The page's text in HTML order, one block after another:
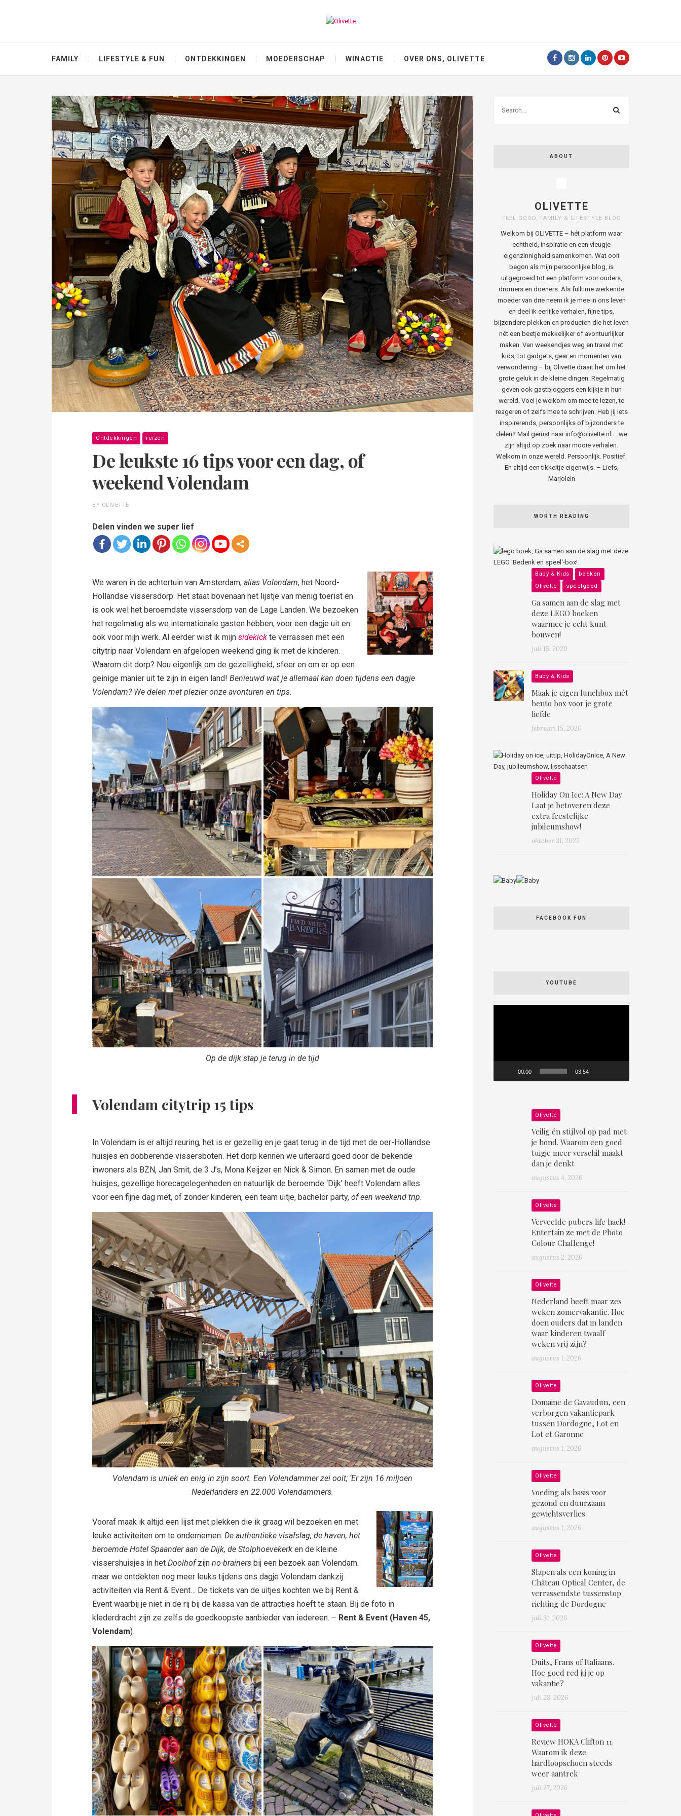
FAMILY LIFESTYLE & FUN ONTDEKKINGEN MOEDERSCHAP WINACTIE OVER ONS, OLIVETTE
Ontdekkingen reizen
De leukste 16 tips voor een dag, of
weekend Volendam
BY OLIVETTE
Delen vinden we super lief
We waren in de achtertuin van Amsterdam, alias Volendam, het Noord-
Hollandse vissersdorp. Het staat bovenaan het lijstje van menig toerist en
is ook wel het beroemdste vissersdorp van de Lage Landen. We bezoeken
het regelmatig als we internationale gasten hebben, voor een dagje uit en
ook voor mijn werk. Al eerder wist ik mijn sidekick te verrassen met een
citytrip naar Volendam en afgelopen weekend ging ik met de kinderen.
Waarom dit dorp? Nou eigenlijk om de gezelligheid, sfeer en om er op een
geinige manier uit te zijn in eigen land! Benieuwd wat je allemaal kan doen tijdens een dagje
Volendam? We delen met plezier onze avonturen en tips.
Op de dijk stap je terug in de tijd
Volendam citytrip 15 tips
In Volendam is er altijd reuring, het is er gezellig en je gaat terug in de tijd met de oer-Hollandse
huisjes en dobberende vissersboten. Het dorp kennen we uiteraard goed door de bekende
inwoners als BZN, Jan Smit, de 3 J’s, Mona Keijzer en Nick & Simon. En samen met de oude
huisjes, gezellige horecagelegenheden en natuurlijk de beroemde ‘Dijk’ heeft Volendam alles
voor een fijne dag met, of zonder kinderen, een team uitje, bachelor party, of een weekend trip.
Volendam is uniek en enig in zijn soort. Een Volendammer zei ooit; ‘Er zijn 16 miljoen
Nederlanders en 22.000 Volendammers.
Vooraf maak ik altijd een lijst met plekken die ik graag wil bezoeken en met
leuke activiteiten om te ondernemen. De authentieke visafslag, de haven, het
beroemde Hotel Spaander aan de Dijk, de Stolphoevekerk en de kleine
vissershuisjes in het Doolhofzijn no-brainers bij een bezoek aan Volendam.
maar we ontdekten nog meer leuks tijdens ons dagje Volendam dankzij
activiteiten via Rent & Event… De tickets van de uitjes kochten we bij Rent &
Event waarbij je niet in de rij bij de kassa van de attracties hoeft te staan. Bij de foto in
klederdracht zijn ze zelfs de goedkoopste aanbieder van iedereen. – Rent & Event (Haven 45,
Volendam).
ABOUT
OLIVETTE
FEEL GOOD, FAMILY & LIFESTYLE BLOG
Welkom bij OLIVETTE – hét platform waar
echtheid, inspiratie en een vleugje
eigenzinnigheid samenkomen. Wat ooit
begon als mijn persoonlijke blog, is
uitgegroeid tot een platform voor ouders,
dromers en doeners. Als fulltime werkende
moeder van drie neem ik je mee in ons leven
en deel ik eerlijke verhalen, fijne tips,
bijzondere plekken en producten die het leven
nét een beetje makkelijker of avontuurlijker
maken. Van weekendjes weg en travel met
kids, tot gadgets, gear en momenten van
verwondering – bij Olivette draait het om het
grote geluk in de kleine dingen. Regelmatig
geven ook gastbloggers een kijkje in hun
wereld. Voel je welkom om mee te lezen, te
reageren of zelfs mee te schrijven. Heb jij iets
inspirerends, persoonlijks of bijzonders te
delen? Mail gerust naar info@olivette.nl – we
zijn altijd op zoek naar mooie verhalen.
Welkom in onze wereld. Persoonlijk. Positief.
En altijd een tikkeltje eigenwijs. – Liefs,
Marjolein
WORTH READING
Baby & Kids
boeken
Olivette
speelgoed
Ga samen aan de slag met
deze LEGO boeken
waarmee je echt kunt
bouwen!
juli 15, 2020
Baby & Kids
Maak je eigen lunchbox mét
bento box voor je grote
liefde
februari 15, 2020
Olivette
Holiday On Ice: A New Day
Laat je betoveren deze
extra feestelijke
jubileumshow!
oktober 31, 2023
FACEBOOK FUN
YOUTUBE
00:00 03:54
Olivette
Veilig én stijlvol op pad met
je hond. Waarom een goed
tuigje meer verschil maakt
dan je denkt
augustus 4, 2026
Olivette
Verveelde pubers life hack!
Entertain ze met de Photo
Colour Challenge!
augustus 2, 2026
Olivette
Nederland heeft maar zes
weken zomervakantie. Hoe
doen ouders dat in landen
waar kinderen twaalf
weken vrij zijn?
augustus 1, 2026
Olivette
Domaine de Gavaudun, een
verborgen vakantiepark
tussen Dordogne, Lot en
Lot et Garonne
augustus 1, 2026
Olivette
Voeding als basis voor
gezond en duurzaam
gewichtsverlies
augustus 1, 2026
Olivette
Slapen als een koning in
Château Optical Center, de
verrassendste tussenstop
richting de Dordogne
juli 31, 2026
Olivette
Duits, Frans of Italiaans.
Hoe goed red jij je op
vakantie?
juli 28, 2026
Olivette
Review HOKA Clifton 11.
Waarom ik deze
hardloopschoen steeds
weer aantrek
juli 27, 2026